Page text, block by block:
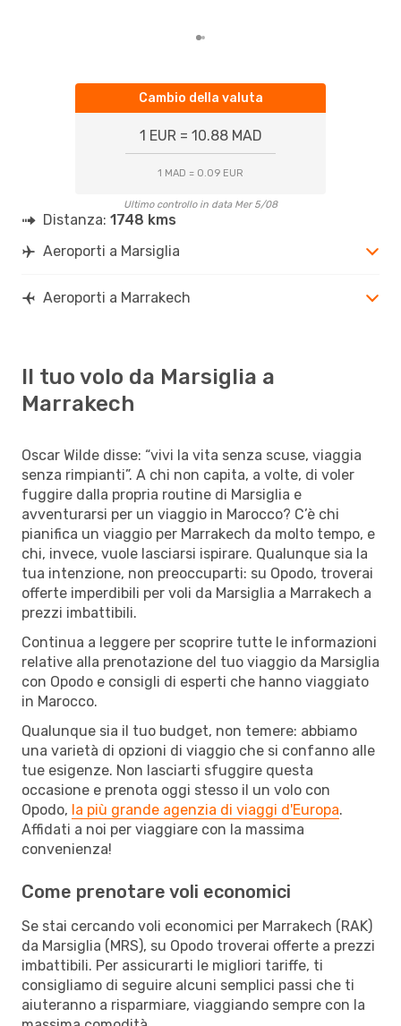
Cambio della valuta
1 EUR = 10.88 MAD
1 MAD = 0.09 EUR
Ultimo controllo in data Mer 5/08
Distanza: 1748 kms
Aeroporti a Marsiglia
Aeroporti a Marrakech
Il tuo volo da Marsiglia a
Marrakech
Oscar Wilde disse: “vivi la vita senza scuse, viaggia
senza rimpianti”. A chi non capita, a volte, di voler
fuggire dalla propria routine di Marsiglia e
avventurarsi per un viaggio in Marocco? C’è chi
pianifica un viaggio per Marrakech da molto tempo, e
chi, invece, vuole lasciarsi ispirare. Qualunque sia la
tua intenzione, non preoccuparti: su Opodo, troverai
offerte imperdibili per voli da Marsiglia a Marrakech a
prezzi imbattibili.
Continua a leggere per scoprire tutte le informazioni
relative alla prenotazione del tuo viaggio da Marsiglia
con Opodo e consigli di esperti che hanno viaggiato
in Marocco.
Qualunque sia il tuo budget, non temere: abbiamo
una varietà di opzioni di viaggio che si confanno alle
tue esigenze. Non lasciarti sfuggire questa
occasione e prenota oggi stesso il un volo con
Opodo, la più grande agenzia di viaggi d'Europa.
Affidati a noi per viaggiare con la massima
convenienza!
Come prenotare voli economici
Se stai cercando voli economici per Marrakech (RAK)
da Marsiglia (MRS), su Opodo troverai offerte a prezzi
imbattibili. Per assicurarti le migliori tariffe, ti
consigliamo di seguire alcuni semplici passi che ti
aiuteranno a risparmiare, viaggiando sempre con la